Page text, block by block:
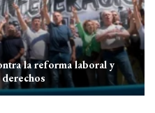
la reforma laboral y